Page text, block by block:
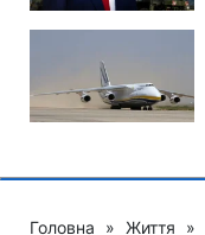
Головна » Життя »